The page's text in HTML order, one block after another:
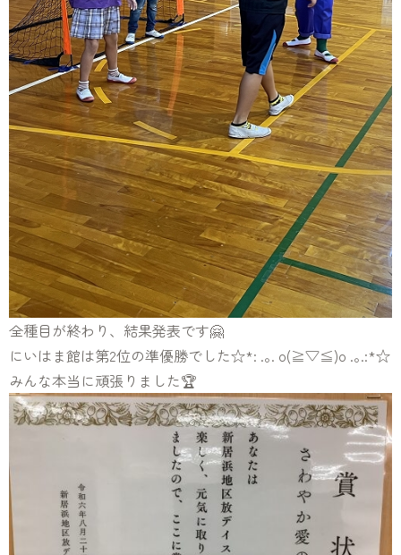
全種目が終わり、結果発表です🤗
にいはま館は第2位の準優勝でした☆*: .｡. o(≧▽≦)o .｡.:*☆
みんな本当に頑張りました🏆